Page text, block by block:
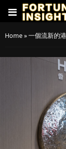
Home»一個流新的